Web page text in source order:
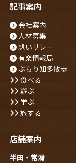
記事案内
会社案内
人材募集
想いリレー
有楽情報局
ぶらり知多散歩
食べる
遊ぶ
学ぶ
旅する
店舗案内
半田・常滑